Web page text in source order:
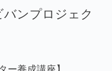
ンプロジェク